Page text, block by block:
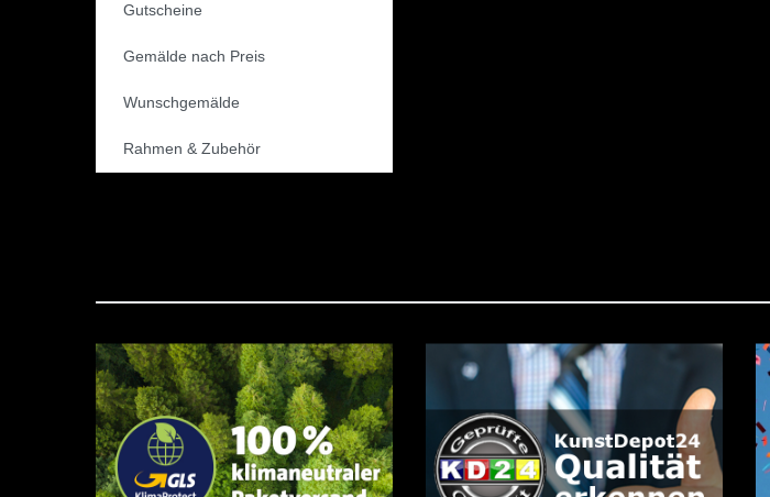
Gutscheine
Gemälde nach Preis
Wunschgemälde
Rahmen & Zubehör